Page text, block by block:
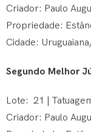
Criador: Paulo
Propriedade:
Cidade:
Segundo Melhor
Lote: 21 |
Criador: Paulo